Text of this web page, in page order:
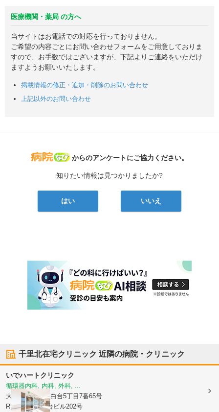
医療機関・薬局 の方へ
当サイトはお電話での対応を行っておりません。
ご希望の内容ごとにお問い合わせフォームをご用意しておりま
すので、お手数ではございますが、下記よりご連絡をいただけ
ますようお願いいたします。
掲載情報の修正・追加・削除のお問い合わせ
上記以外のお問い合わせ
病院なび
からのアンケートにご協力ください。
知りたい情報は見つかりましたか?
はい いいえ
千里北在宅クリニック 近隣の病院・クリニック
いでハートクリニック
循環器内科, 内科, 外科, ...
大阪府吹田市
藤白台5丁目7番65号
RYO-千里藤白台ビル202号